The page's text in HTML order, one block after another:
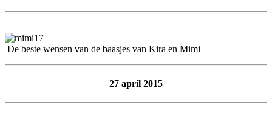
De beste wensen van de baasjes van Kira en Mimi
27 april 2015